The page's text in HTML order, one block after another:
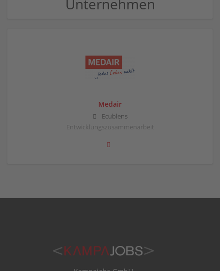
Unternehmen
Medair
Ecublens
Entwicklungszusammenarbeit